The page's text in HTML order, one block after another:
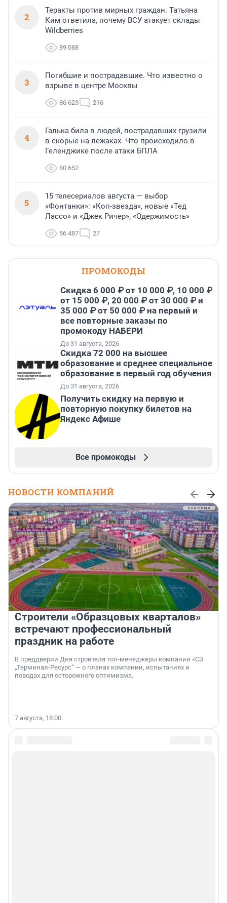
2
Теракты против мирных граждан. Татьяна
Ким ответила, почему ВСУ атакует склады
Wildberries
89 088
3
Погибшие и пострадавшие. Что известно о
взрыве в центре Москвы
86 623 216
4
Галька била в людей, пострадавших грузили
в скорые на лежаках. Что происходило в
Геленджике после атаки БПЛА
80 652
5
15 телесериалов августа — выбор
«Фонтанки»: «Коп-звезда», новые «Тед
Лассо» и «Джек Ричер», «Одержимость»
56 487 27
ПРОМОКОДЫ
Скидка 6 000 ₽ от 10 000 ₽, 10 000 ₽
от 15 000 ₽, 20 000 ₽ от 30 000 ₽ и
35 000 ₽ от 50 000 ₽ на первый и
все повторные заказы по
промокоду НАБЕРИ
До 31 августа, 2026
Скидка 72 000 на высшее
образование и среднее специальное
образование в первый год обучения
До 31 августа, 2026
Получить скидку на первую и
повторную покупку билетов на
Яндекс Афише
Все промокоды
НОВОСТИ КОМПАНИЙ
Строители «Образцовых кварталов»
встречают профессиональный
праздник на работе
В преддверии Дня строителя топ-менеджеры компании «СЗ
„Терминал-Ресурс“ — о планах компании, испытаниях и
поводах для осторожного оптимизма.
7 августа, 18:00